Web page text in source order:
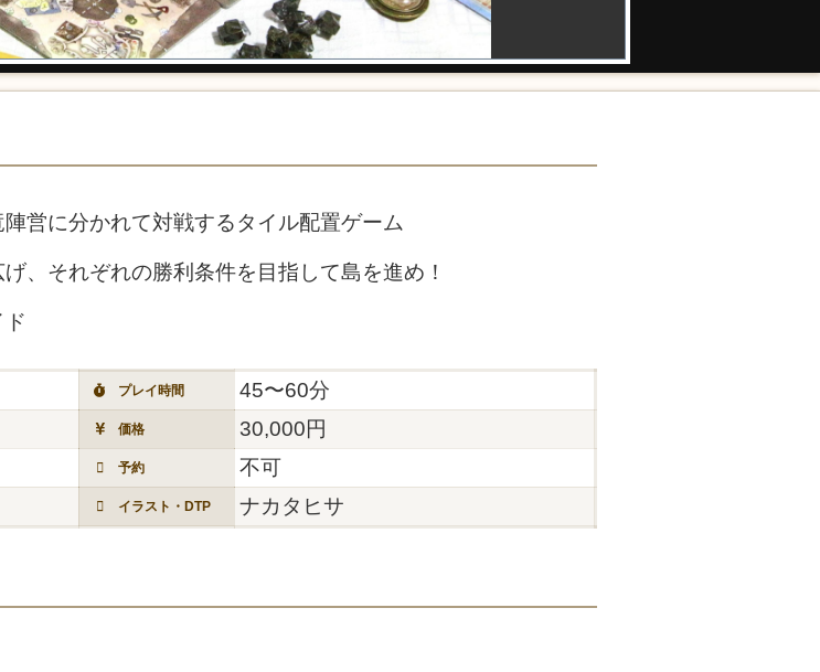
営に分かれて対戦するタイル配置ゲーム
、それぞれの勝利条件を目指して島を進め！
プレイ時間 45〜60分
価格 30,000円
予約 不可
イラスト・DTP ナカタヒサ